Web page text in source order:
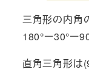
三角形の内角
180°ー30°ー
直角三角形は